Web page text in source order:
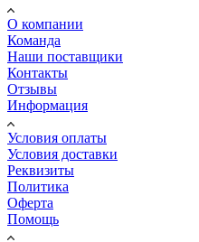
О компании
Команда
Наши поставщики
Контакты
Отзывы
Информация
Условия оплаты
Условия доставки
Реквизиты
Политика
Оферта
Помощь